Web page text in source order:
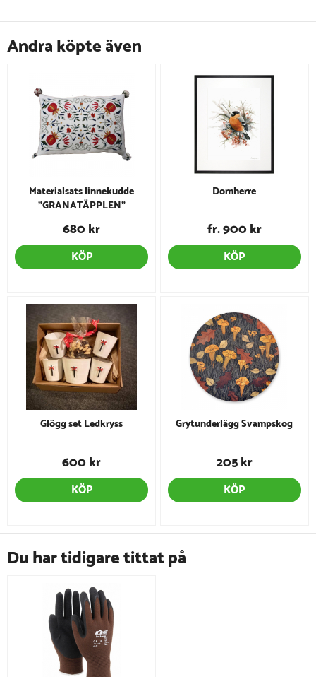
Andra köpte även
Materialsats linnekudde
"GRANATÄPPLEN"
680 kr
KÖP
Domherre
fr. 900 kr
KÖP
Glögg set Ledkryss
600 kr
KÖP
Grytunderlägg Svampskog
205 kr
KÖP
Du har tidigare tittat på